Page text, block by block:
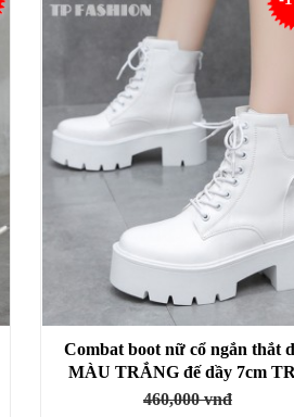
Combat boot nữ cổ ngắn thắt
MÀU TRẮNG đế dầy 7cm
TRUNG- HIỆN ĐẠI GBN30B
460,000 vnđ